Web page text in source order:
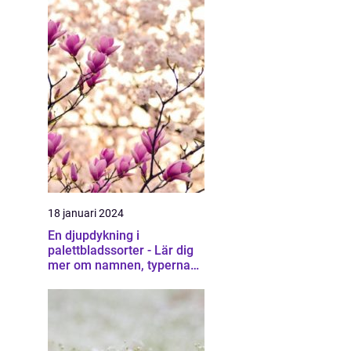
18 januari 2024
En djupdykning i
palettbladssorter - Lär dig
mer om namnen, typerna